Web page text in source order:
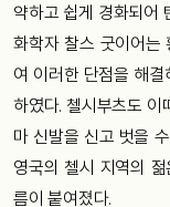
약하고 쉽게 경화되어
화학자 찰스 굿이어는
여 이러한 단점을 해
하였다. 첼시부츠도 이
마 신발을 신고 벗을
영국의 첼시 지역의
름이 붙여졌다.